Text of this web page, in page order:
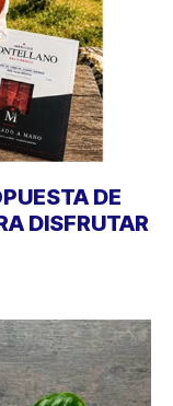
DE
DISFRUTAR